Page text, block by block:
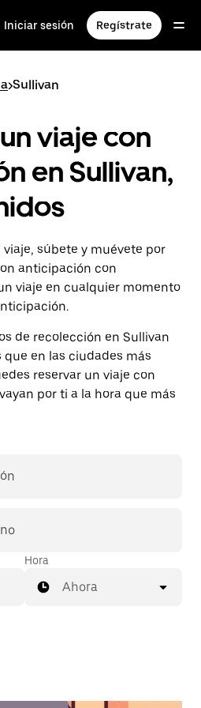
Iniciar sesión Regístrate
>Sullivan
viaje con
en Sullivan,
súbete y muévete por
anticipación con
viaje en cualquier momento
de recolección en Sullivan
en las ciudades más
reservar un viaje con
por ti a la hora que más
Hora
Ahora